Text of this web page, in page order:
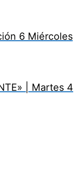
6 Miércoles
| Martes 4